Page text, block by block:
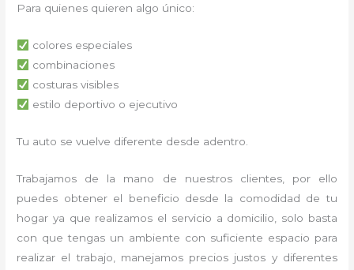
Para quienes quieren algo único:
colores especiales
combinaciones
costuras visibles
estilo deportivo o ejecutivo
Tu auto se vuelve diferente desde adentro.
Trabajamos de la mano de nuestros clientes, por ello
puedes obtener el beneficio desde la comodidad de tu
hogar ya que realizamos el servicio a domicilio, solo basta
con que tengas un ambiente con suficiente espacio para
realizar el trabajo, manejamos precios justos y diferentes